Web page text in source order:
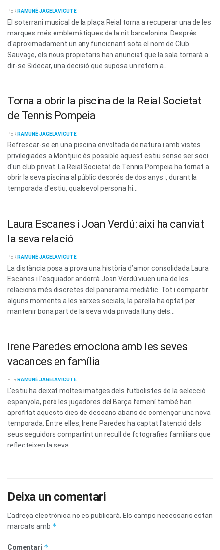
PER RAMUNÉ JAGELAVICUTE
El soterrani musical de la plaça Reial torna a recuperar una de les
marques més emblemàtiques de la nit barcelonina. Després
d'aproximadament un any funcionant sota el nom de Club
Sauvage, els nous propietaris han anunciat que la sala tornarà a
dir-se Sidecar, una decisió que suposa un retorn a...
Torna a obrir la piscina de la Reial Societat
de Tennis Pompeia
PER RAMUNÉ JAGELAVICUTE
Refrescar-se en una piscina envoltada de natura i amb vistes
privilegiades a Montjuïc és possible aquest estiu sense ser soci
d'un club privat. La Reial Societat de Tennis Pompeia ha tornat a
obrir la seva piscina al públic després de dos anys i, durant la
temporada d'estiu, qualsevol persona hi...
Laura Escanes i Joan Verdú: així ha canviat
la seva relació
PER RAMUNÉ JAGELAVICUTE
La distància posa a prova una història d’amor consolidada Laura
Escanes i l’esquiador andorrà Joan Verdú viuen una de les
relacions més discretes del panorama mediàtic. Tot i compartir
alguns moments a les xarxes socials, la parella ha optat per
mantenir bona part de la seva vida privada lluny dels...
Irene Paredes emociona amb les seves
vacances en família
PER RAMUNÉ JAGELAVICUTE
L'estiu ha deixat moltes imatges dels futbolistes de la selecció
espanyola, però les jugadores del Barça femení també han
aprofitat aquests dies de descans abans de començar una nova
temporada. Entre elles, Irene Paredes ha captat l'atenció dels
seus seguidors compartint un recull de fotografies familiars que
reflecteixen la seva...
Deixa un comentari
L'adreça electrònica no es publicarà. Els camps necessaris estan
marcats amb *
Comentari *